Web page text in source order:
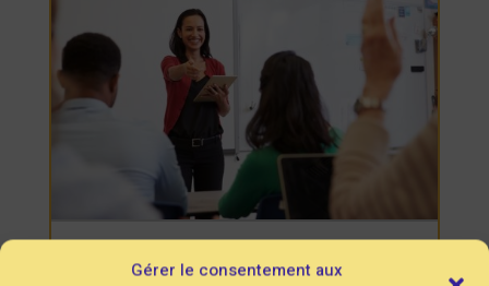
Gérer le consentement aux
Bilan de compétence orientation
scolaire